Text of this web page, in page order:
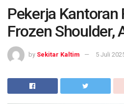
Pekerja Kantoran
Frozen Shoulder,
by Sekitar Kaltim 5 Juli